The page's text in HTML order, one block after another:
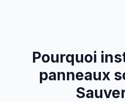
Pourquoi
panneaux